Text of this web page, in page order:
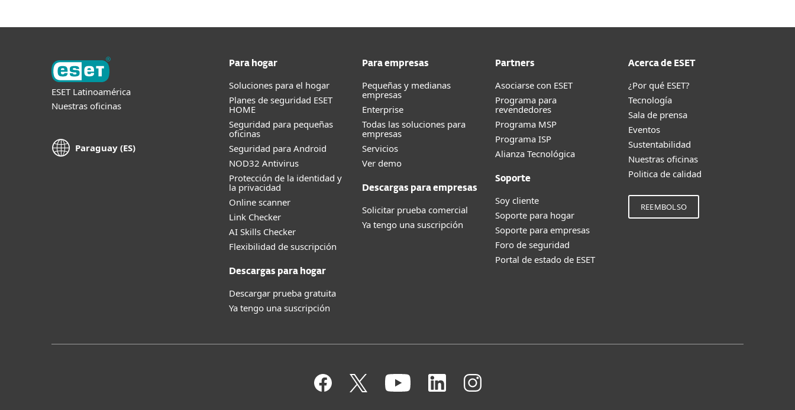
ESET Latinoamérica
Nuestras oficinas
Paraguay (ES)
Para hogar
Soluciones para el hogar
Planes de seguridad ESET
HOME
Seguridad para pequeñas
oficinas
Seguridad para Android
NOD32 Antivirus
Protección de la identidad y
la privacidad
Online scanner
Link Checker
AI Skills Checker
Flexibilidad de suscripción
Descargas para hogar
Descargar prueba gratuita
Ya tengo una suscripción
Para empresas
Pequeñas y medianas
empresas
Enterprise
Todas las soluciones para
empresas
Servicios
Ver demo
Descargas para empresas
Solicitar prueba comercial
Ya tengo una suscripción
Partners
Asociarse con ESET
Programa para
revendedores
Programa MSP
Programa ISP
Alianza Tecnológica
Soporte
Soy cliente
Soporte para hogar
Soporte para empresas
Foro de seguridad
Portal de estado de ESET
Acerca de ESET
¿Por qué ESET?
Tecnología
Sala de prensa
Eventos
Sustentabilidad
Nuestras oficinas
Politica de calidad
REEMBOLSO